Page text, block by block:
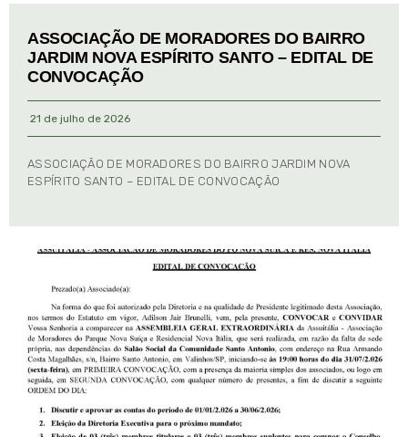
ASSOCIAÇÃO DE MORADORES DO BAIRRO
JARDIM NOVA ESPÍRITO SANTO – EDITAL DE
CONVOCAÇÃO
21 de julho de 2026
ASSOCIAÇÃO DE MORADORES DO BAIRRO JARDIM NOVA
ESPÍRITO SANTO – EDITAL DE CONVOCAÇÃO